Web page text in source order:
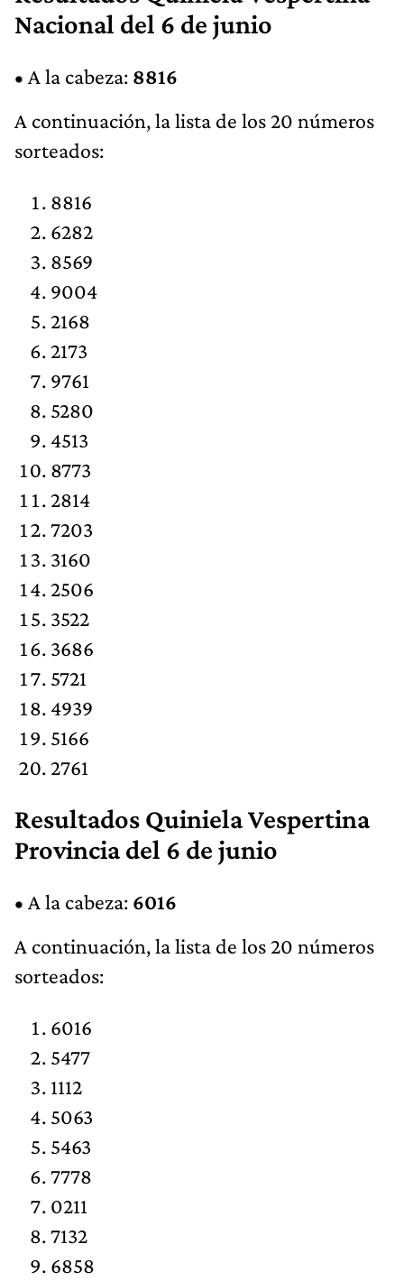
Nacional del 6 de junio
• A la cabeza: 8816
A continuación, la lista de los 20 números
sorteados:
8816
6282
8569
9004
2168
2173
9761
5280
4513
8773
2814
7203
3160
2506
3522
3686
5721
4939
5166
2761
Resultados Quiniela Vespertina
Provincia del 6 de junio
• A la cabeza: 6016
A continuación, la lista de los 20 números
sorteados:
6016
5477
1112
5063
5463
7778
0211
7132
6858